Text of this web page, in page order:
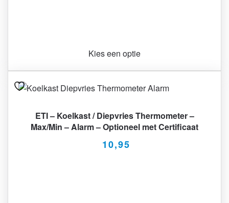
Kies een optie
ETI – Koelkast / Diepvries Thermometer –
Max/Min – Alarm – Optioneel met Certificaat
10,95